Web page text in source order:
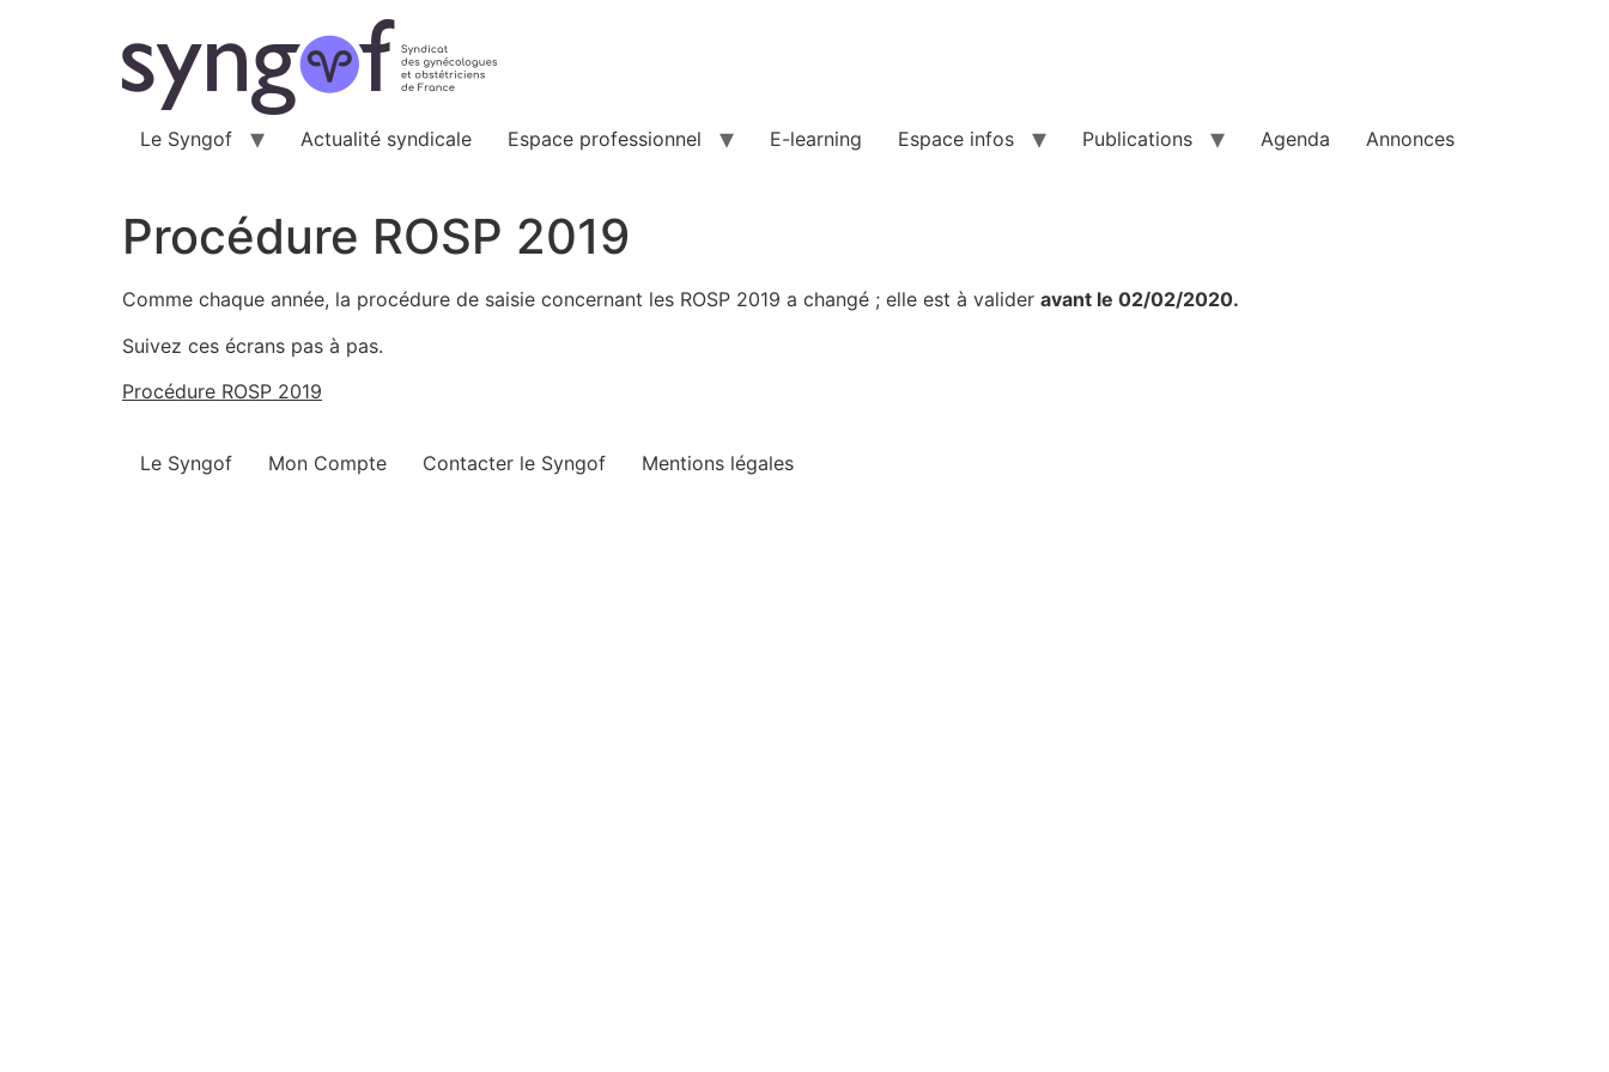
Le Syngof Actualité syndicale Espace professionnel E-learning Espace infos Publications Agenda Annonces
Procédure ROSP 2019
Comme chaque année, la procédure de saisie concernant les ROSP 2019 a changé ; elle est à valider avant le 02/02/2020.
Suivez ces écrans pas à pas.
Procédure ROSP 2019
Le Syngof Mon Compte Contacter le Syngof Mentions légales